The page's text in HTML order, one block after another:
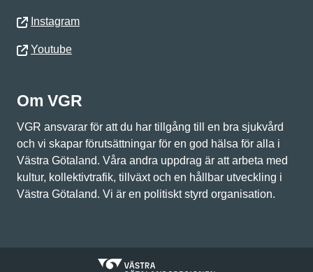
Instagram
Youtube
Om VGR
VGR ansvarar för att du har tillgång till en bra sjukvård
och vi skapar förutsättningar för en god hälsa för alla i
Västra Götaland. Våra andra uppdrag är att arbeta med
kultur, kollektivtrafik, tillväxt och en hållbar utveckling i
Västra Götaland. Vi är en politiskt styrd organisation.